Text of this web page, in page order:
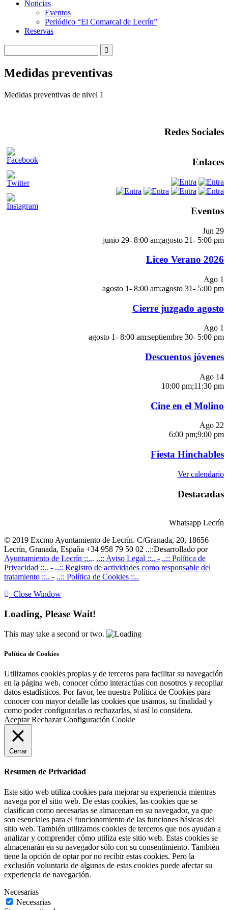
Noticias
Eventos
Periódico “El Comarcal de Lecrín”
Reservas
Medidas preventivas
Medidas preventivas de nivel 1
Redes Sociales
Enlaces
Eventos
Jun 29
junio 29- 8:00 am;agosto 21- 5:00 pm
Liceo Verano 2026
Ago 1
agosto 1- 8:00 am;agosto 31- 5:00 pm
Cierre juzgado agosto
Ago 1
agosto 1- 8:00 am;septiembre 30- 5:00 pm
Descuentos jóvenes
Ago 14
10:00 pm;11:30 pm
Cine en el Molino
Ago 22
6:00 pm;9:00 pm
Fiesta Hinchables
Ver calendario
Destacadas
Whatsapp Lecrín
© 2019 Excmo Ayuntamiento de Lecrín. C/Granada, 20, 18656
Lecrín, Granada, España +34 958 79 50 02 ..::Desarrollado por
Ayuntamiento de Lecrín ::... ..:: Aviso Legal ::.. - ..:: Política de
Privacidad ::.. - ..:: Registro de actividades como responsable del
tratamiento ::.. - ..:: Política de Cookies ::..
Close Window
Loading, Please Wait!
This may take a second or two.
Política de Cookies
Utilizamos cookies propias y de terceros para facilitar su navegación
en la página web, conocer cómo interactúas con nosotros y recopilar
datos estadísticos. Por favor, lee nuestra Política de Cookies para
conocer con mayor detalle las cookies que usamos, su finalidad y
como poder configurarlas o rechazarlas, si así lo considera.
Aceptar Rechazar Configuración Cookie
Cerrar
Resumen de Privacidad
Este sitio web utiliza cookies para mejorar su experiencia mientras
navega por el sitio web. De estas cookies, las cookies que se
clasifican como necesarias se almacenan en su navegador, ya que
son esenciales para el funcionamiento de las funciones básicas del
sitio web. También utilizamos cookies de terceros que nos ayudan a
analizar y comprender cómo utiliza este sitio web. Estas cookies se
almacenarán en su navegador sólo con su consentimiento. También
tiene la opción de optar por no recibir estas cookies. Pero la
exclusión voluntaria de algunas de estas cookies puede afectar su
experiencia de navegación.
Necesarias
Necesarias